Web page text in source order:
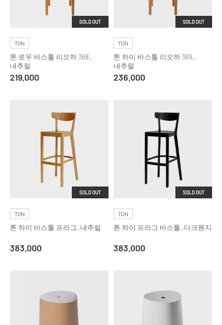
SOLD OUT
TON
톤 로우 바스툴 리오하 368_
내추럴
219,000
SOLD OUT
TON
톤 하이 바스툴 리오하 369_
내추럴
236,000
SOLD OUT
TON
톤 하이 바스툴 프라그_내추럴
383,000
SOLD OUT
TON
톤 하이 프라그 바스툴_다크웬지
383,000